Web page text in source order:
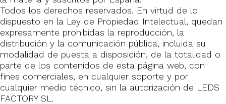
Todos los derechos reservados. En virtud de lo
dispuesto en la Ley de Propiedad Intelectual, quedan
expresamente prohibidas la reproducción, la
distribución y la comunicación pública, incluida su
modalidad de puesta a disposición, de la totalidad o
parte de los contenidos de esta página web, con
fines comerciales, en cualquier soporte y por
cualquier medio técnico, sin la autorización de LEDS
FACTORY SL.